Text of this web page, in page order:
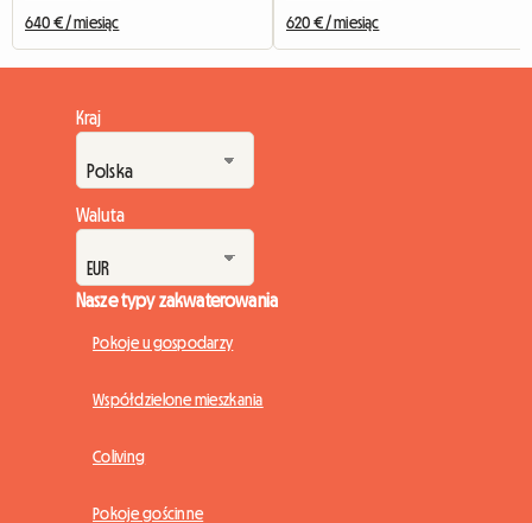
640 € / miesiąc 620 € / miesiąc
Kraj
Waluta
Nasze typy zakwaterowania
Pokoje u gospodarzy
Współdzielone mieszkania
Coliving
Pokoje gościnne